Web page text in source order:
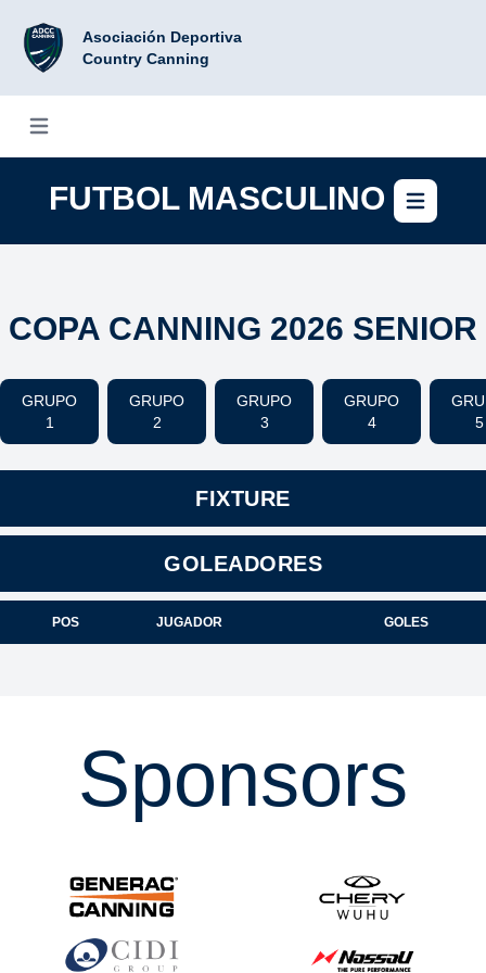
Asociación Deportiva
Country Canning
Abrir menú
FUTBOL MASCULINO
COPA CANNING 2026 SENIOR
GRUPO
1
GRUPO
2
GRUPO
3
GRUPO
4
5
FIXTURE
GOLEADORES
POS JUGADOR GOLES
Sponsors